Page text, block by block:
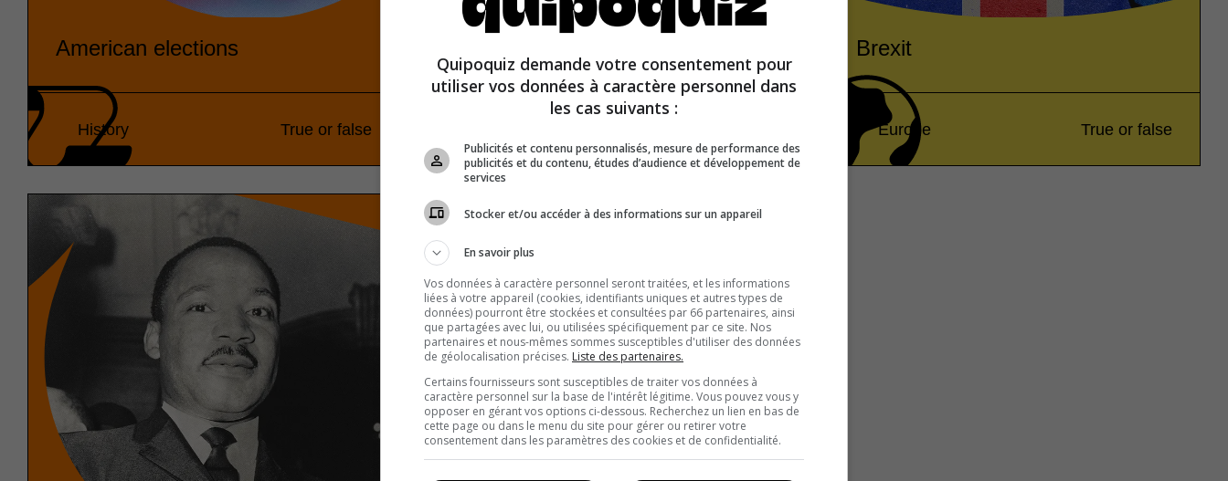
American elections
History True or false
Brexit
Europe True or false
Quipoquiz demande votre consentement pour
utiliser vos données à caractère personnel dans
les cas suivants :
Publicités et contenu personnalisés, mesure de performance des
publicités et du contenu, études d’audience et développement de
services
Stocker et/ou accéder à des informations sur un appareil
En savoir plus
Vos données à caractère personnel seront traitées, et les informations
liées à votre appareil (cookies, identifiants uniques et autres types de
données) pourront être stockées et consultées par 66 partenaires, ainsi
que partagées avec lui, ou utilisées spécifiquement par ce site. Nos
partenaires et nous-mêmes sommes susceptibles d'utiliser des données
de géolocalisation précises. Liste des partenaires.
Certains fournisseurs sont susceptibles de traiter vos données à
caractère personnel sur la base de l'intérêt légitime. Vous pouvez vous y
opposer en gérant vos options ci-dessous. Recherchez un lien en bas de
cette page ou dans le menu du site pour gérer ou retirer votre
consentement dans les paramètres des cookies et de confidentialité.